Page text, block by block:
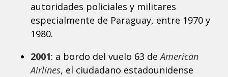
autoridades policiales y militares
especialmente de Paraguay, entre 1970 y
1980.
2001: a bordo del vuelo 63 deAmerican
Airlines, el ciudadano estadounidense